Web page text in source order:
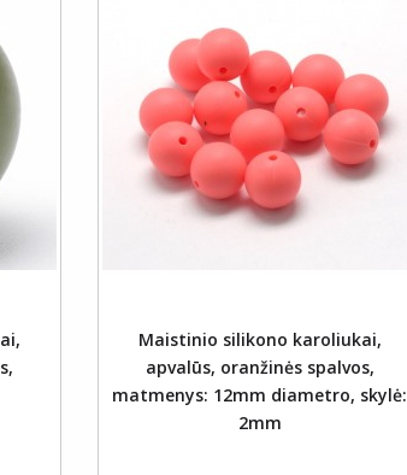
Maistinio silikono karoliukai,
apvalūs, oranžinės spalvos,
matmenys: 12mm diametro, skylė:
2mm